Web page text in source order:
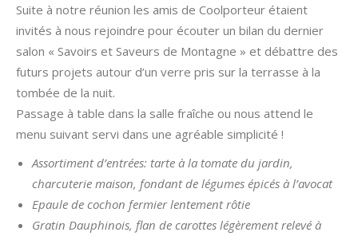
Suite à notre réunion les amis de Coolporteur étaient
invités à nous rejoindre pour écouter un bilan du dernier
salon « Savoirs et Saveurs de Montagne » et débattre des
futurs projets autour d’un verre pris sur la terrasse à la
tombée de la nuit.
Passage à table dans la salle fraîche ou nous attend le
menu suivant servi dans une agréable simplicité !
Assortiment d’entrées: tarte à la tomate du jardin,
charcuterie maison, fondant de légumes épicés à l’avocat
Epaule de cochon fermier lentement rôtie
Gratin Dauphinois, flan de carottes légèrement relevé à